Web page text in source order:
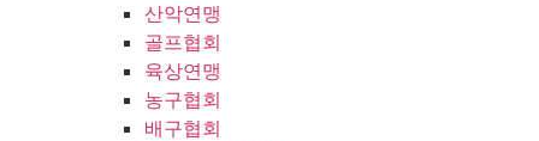
산악연맹
골프협회
육상연맹
농구협회
배구협회